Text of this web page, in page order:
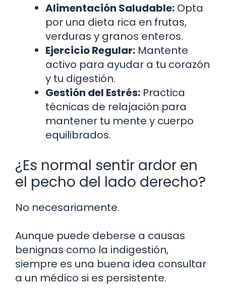
Alimentación Saludable: Opta
por una dieta rica en frutas,
verduras y granos enteros.
Ejercicio Regular: Mantente
activo para ayudar a tu corazón
y tu digestión.
Gestión del Estrés: Practica
técnicas de relajación para
mantener tu mente y cuerpo
equilibrados.
¿Es normal sentir ardor en
el pecho del lado derecho?
No necesariamente.
Aunque puede deberse a causas
benignas como la indigestión,
siempre es una buena idea consultar
a un médico si es persistente.